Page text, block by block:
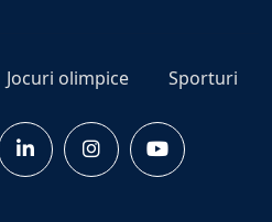
Jocuri olimpice Sporturi